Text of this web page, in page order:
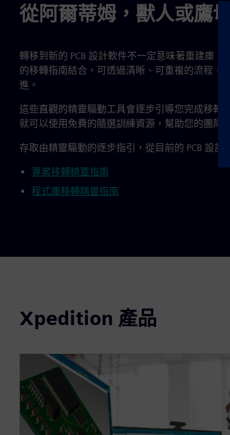
從阿爾蒂姆，獸人或鷹
轉移到新的 PCB 設計軟件不一定意味著重建庫
的移轉指南結合，可透過清晰、可重複的流程，
進。
這些直觀的精靈驅動工具會逐步引導您完成移轉
就可以使用免費的隨選訓練資源，幫助您的團隊
存取由精靈驅動的逐步指引，從目前的 PCB 設計
專案移轉精靈指南
程式庫移轉精靈指南
Xpedition 產品